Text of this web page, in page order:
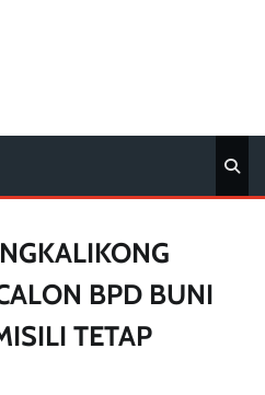
BPD BUNI
TETAP